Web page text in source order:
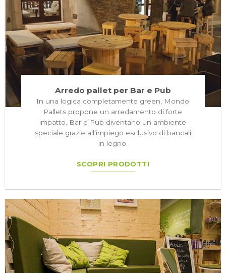
Arredo pallet per Bar e Pub
In una logica completamente green, Mondo
Pallets propone un arredamento di forte
impatto. Bar e Pub diventano un ambiente
speciale grazie all’impiego esclusivo di bancali
in legno.
SCOPRI PRODOTTI